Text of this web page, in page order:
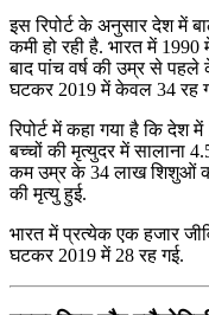
इस रिपोर्ट के अनुसार देश में
कमी हो रही है. भारत में
बाद पांच वर्ष की उम्र से
घटकर 2019 में केवल 34 रह
रिपोर्ट में कहा गया है कि
बच्‍चों की मृत्‍युदर में सालाना
कम उम्र के 34 लाख शिशुओं
की मृत्‍यु हुई.
भारत में प्रत्‍येक एक हजार
घटकर 2019 में 28 रह गई.